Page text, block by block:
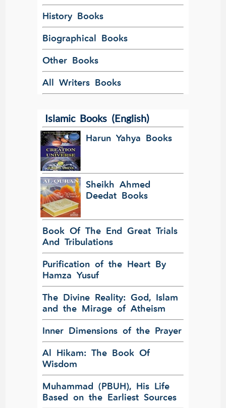
History Books
Biographical Books
Other Books
All Writers Books
Islamic Books (English)
Harun Yahya Books
Sheikh Ahmed
Deedat Books
Book Of The End Great Trials
And Tribulations
Purification of the Heart By
Hamza Yusuf
The Divine Reality: God, Islam
and the Mirage of Atheism
Inner Dimensions of the Prayer
Al Hikam: The Book Of
Wisdom
Muhammad (PBUH), His Life
Based on the Earliest Sources